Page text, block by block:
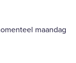
maandag